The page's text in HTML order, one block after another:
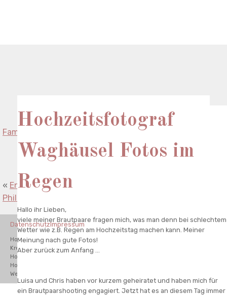
Hochzeitsfotograf
Waghäusel Fotos im
Regen
Hallo ihr Lieben,
viele meiner Brautpaare fragen mich, was man denn bei schlechtem
Wetter wie z.B. Regen am Hochzeitstag machen kann. Meiner
Meinung nach gute Fotos!
Aber zurück zum Anfang ...
Luisa und Chris haben vor kurzem geheiratet und haben mich für
ein Brautpaarshooting engagiert. Jetzt hat es an diesem Tag immer
Familienfotografie Speyer Familienfotos in Speyer
« Entspannte Kommunionbilder in der Natur bei
Philippsburg
DatenschutzImpressum
Hochzeitsfotograf Waghäusel, Hochzeitsfotograf Bad
Kreuznach,Hochzeitsfotograf Karlsruhe,Hochzeitsfotograf Schwetzingen,
Hochzeitsfotograf Odenwald, Hochzeitsfotograf Mannheim,
Hochzeitsfotograf Hamburg, Hochzeitsfotograf München. Destination
Wedding Photographer.